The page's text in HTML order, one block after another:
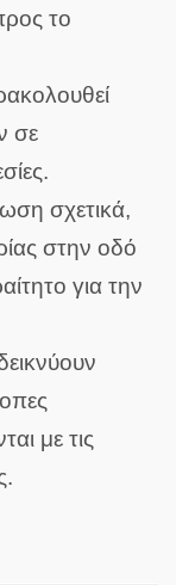
το
σε
σχετικά,
στην οδό
για την
με τις